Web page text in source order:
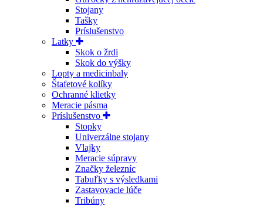
Stojany
Tašky
Príslušenstvo
Latky
Skok o žrdi
Skok do výšky
Lopty a medicinbaly
Štafetové kolíky
Ochranné klietky
Meracie pásma
Príslušenstvo
Stopky
Univerzálne stojany
Vlajky
Meracie súpravy
Značky železníc
Tabuľky s výsledkami
Zastavovacie lúče
Tribúny